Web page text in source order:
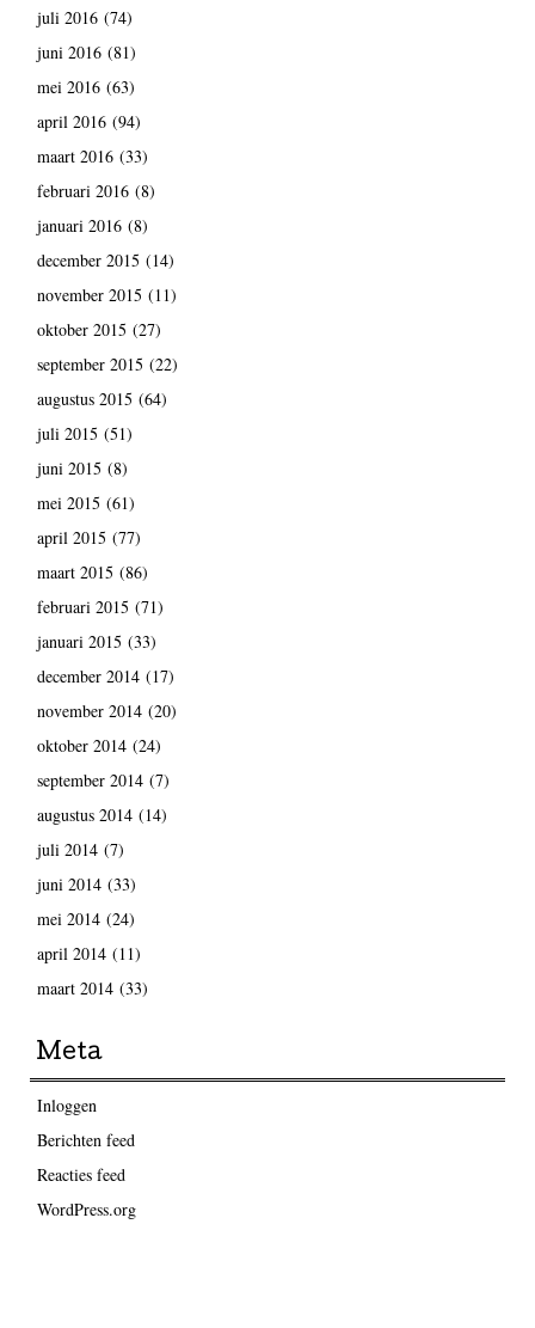
juli 2016(74)
juni 2016(81)
mei 2016(63)
april 2016(94)
maart 2016(33)
februari 2016(8)
januari 2016(8)
december 2015 (14)
november 2015 (11)
oktober 2015 (27)
september 2015 (22)
augustus 2015 (64)
juli 2015 (51)
juni 2015 (8)
mei 2015 (61)
april 2015 (77)
maart 2015 (86)
februari 2015 (71)
januari 2015 (33)
december 2014(17)
november 2014(20)
oktober 2014(24)
september 2014(7)
augustus 2014(14)
juli 2014(7)
juni 2014(33)
mei 2014(24)
april 2014(11)
maart 2014(33)
Meta
Inloggen
Berichten feed
Reacties feed
WordPress.org